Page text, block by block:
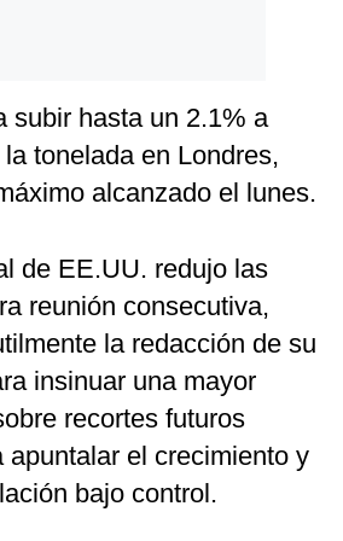
subir hasta un 2.1% a
tonelada en Londres,
alcanzado el lunes.
de EE.UU. redujo las
reunión consecutiva,
la redacción de su
insinuar una mayor
recortes futuros
apuntalar el crecimiento y
bajo control.